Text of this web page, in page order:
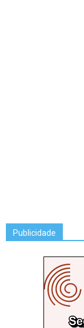
Publicidade